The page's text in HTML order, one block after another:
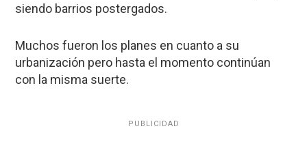
siendo barrios postergados.
Muchos fueron los planes en cuanto a su
urbanización pero hasta el momento continúan
con la misma suerte.
PUBLICIDAD